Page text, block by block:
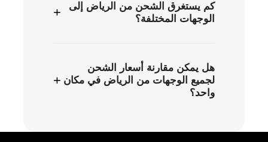
كم يستغرق الشحن من الرياض إلى
الوجهات المختلفة؟
+
هل يمكن مقارنة أسعار الشحن
لجميع الوجهات من الرياض في مكان
واحد؟
+